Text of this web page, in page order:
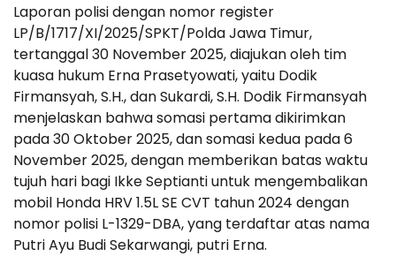
Laporan polisi dengan nomor register
LP/B/1717/XI/2025/SPKT/Polda Jawa Timur,
tertanggal 30 November 2025, diajukan oleh tim
kuasa hukum Erna Prasetyowati, yaitu Dodik
Firmansyah, S.H., dan Sukardi, S.H. Dodik Firmansyah
menjelaskan bahwa somasi pertama dikirimkan
pada 30 Oktober 2025, dan somasi kedua pada 6
November 2025, dengan memberikan batas waktu
tujuh hari bagi Ikke Septianti untuk mengembalikan
mobil Honda HRV 1.5L SE CVT tahun 2024 dengan
nomor polisi L-1329-DBA, yang terdaftar atas nama
Putri Ayu Budi Sekarwangi, putri Erna.